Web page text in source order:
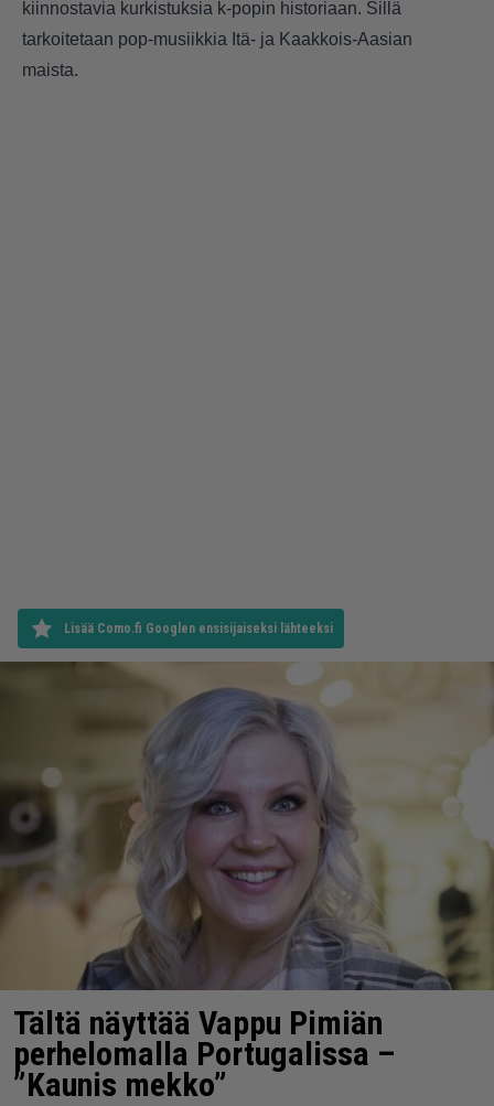
kiinnostavia kurkistuksia k-popin historiaan. Sillä
tarkoitetaan pop-musiikkia Itä- ja Kaakkois-Aasian
maista.
Lisää Como.fi Googlen ensisijaiseksi lähteeksi
Tältä näyttää Vappu Pimiän
perhelomalla Portugalissa –
”Kaunis mekko”